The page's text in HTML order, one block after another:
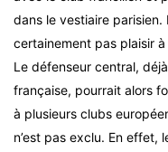
dans le vestiaire
certainement pas plaisir
Le défenseur central,
française, pourrait alors
à plusieurs clubs
n’est pas exclu. En effet,